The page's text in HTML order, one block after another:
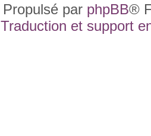
Propulsé par phpBB®
Traduction et support